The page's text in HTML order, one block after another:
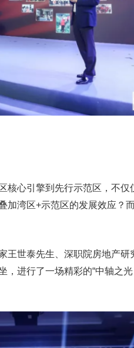
核心引擎到先行示范区，不
加湾区+示范区的发展效应？
王世泰先生、深职院房地产研
进行了一场精彩的“中轴之